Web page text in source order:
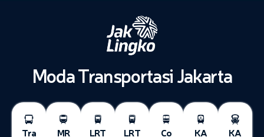
Moda Transportasi Jakarta
Tra MR LRT LRT Co KA KA